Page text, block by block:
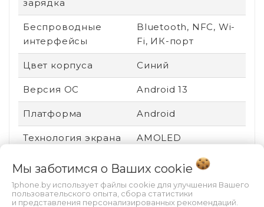
зарядка
Беспроводные
интерфейсы
Bluetooth, NFC, Wi-
Fi, ИК-порт
Цвет корпуса Синий
Версия ОС Android 13
Платформа Android
Технология экрана AMOLED
Вид устройства
Ударопрочный
корпус
Нет
Мы заботимся о Ваших cookie
1phone.by использует файлы cookie для улучшения Вашего
пользовательского опыта, сбора статистики
и представления персонализированных рекомендаций.